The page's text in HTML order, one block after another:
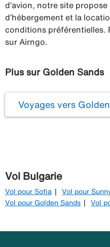
d’avion, notre site
d’hébergement et la
conditions préférentielles.
sur Airngo.
Plus sur Golden Sands
Voyages vers
Vol Bulgarie
Vol pour Sofia
Vol pour
Vol pour Golden Sands
Vol